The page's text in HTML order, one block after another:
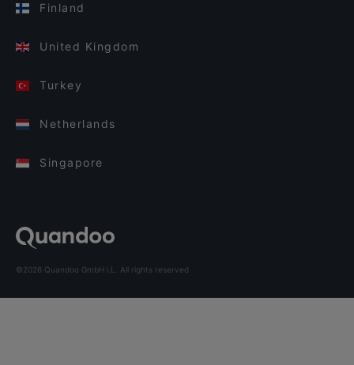
Finland
United Kingdom
Turkey
Netherlands
Singapore
©2026 Quandoo GmbH i.L. All rights reserved